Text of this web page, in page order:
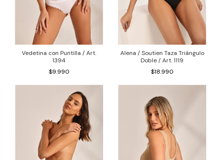
Vedetina con Puntilla / Art.
1394
$9.990
Alena / Soutien Taza Triángulo
Doble / Art. 1119
$18.990